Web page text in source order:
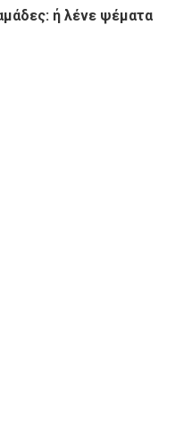
ή λένε ψέματα